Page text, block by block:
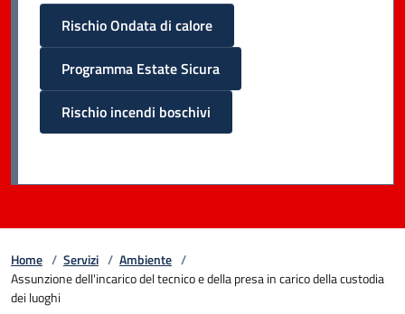
Rischio Ondata di calore
Programma Estate Sicura
Rischio incendi boschivi
Home / Servizi / Ambiente /
Assunzione dell'incarico del tecnico e della presa in carico della custodia
dei luoghi